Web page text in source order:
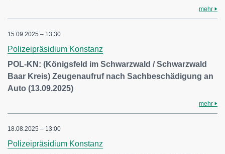
mehr
15.09.2025 – 13:30
Polizeipräsidium Konstanz
POL-KN: (Königsfeld im Schwarzwald / Schwarzwald
Baar Kreis) Zeugenaufruf nach Sachbeschädigung an
Auto (13.09.2025)
mehr
18.08.2025 – 13:00
Polizeipräsidium Konstanz